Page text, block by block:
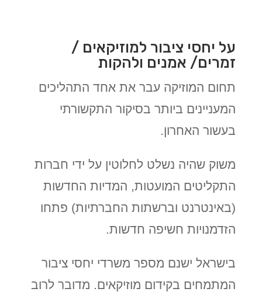
על יחסי ציבור למוזיקאים /
זמרים/ אמנים ולהקות
תחום המוזיקה עבר את אחד התהליכים
המעניינים ביותר בסיקור התקשורתי
בעשור האחרון.
משוק שהיה נשלט לחלוטין על ידי חברות
התקליטים המועטות, המדיות החדשות
(באינטרנט וברשתות החברתיות) פתחו
הזדמנויות חשיפה חדשות.
בישראל ישנם מספר משרדי יחסי ציבור
המתמחים בקידום מוזיקאים. מדובר לרוב